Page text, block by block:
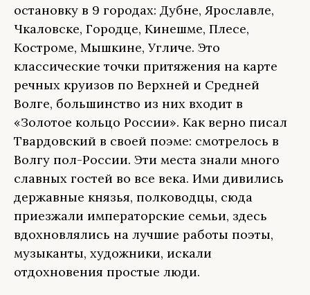
остановку в 9 городах: Дубне, Ярославле,
Чкаловске, Городце, Кинешме, Плесе,
Костроме, Мышкине, Угличе. Это
классические точки притяжения на карте
речных круизов по Верхней и Средней
Волге, большинство из них входит в
«Золотое кольцо России». Как верно писал
Твардовский в своей поэме: смотрелось в
Волгу пол-России. Эти места знали много
славных гостей во все века. Ими дивились
державные князья, полководцы, сюда
приезжали императорские семьи, здесь
вдохновлялись на лучшие работы поэты,
музыканты, художники, искали
отдохновения простые люди.